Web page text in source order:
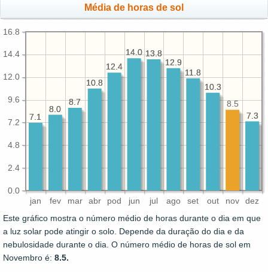
Média de horas de sol
jan fev mar abr pod jun jul ago set out nov dez
0.0
2.4
4.8
7.2
9.6
12.0
14.4
16.8
7.3
10.3
11.8
12.9
13.8
14.0
12.4
10.8
8.7
8.0
7.1
7.3
8.5
10.3
11.8
12.9
13.8
14.0
12.4
10.8
8.7
8.0
7.1
Este gráfico mostra o número médio de horas durante o dia em que
a luz solar pode atingir o solo. Depende da duração do dia e da
nebulosidade durante o dia. O número médio de horas de sol em
Novembro é: 8.5.